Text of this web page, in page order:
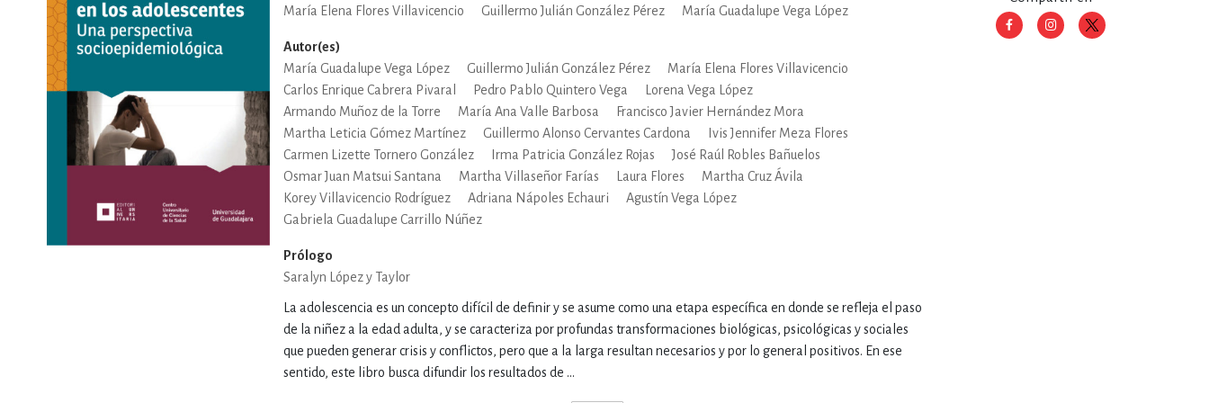
DEPORTES Y ACTIVIDADES DE OCIO AL AIRE LIBRE
ECONOMÍA, FINANZAS, EMPRESA Y GESTIÓN
ESTILOS DE VIDA, AFICIONES Y OCIO FICCIÓN Y TEMAS AFINES
FILOSOFÍA Y RELIGIÓN
INFANTILES, JUVENILES Y DIDÁCTICOS LENGUAJE Y LINGÜÍSTICA
María Elena Flores Villavicencio
Guillermo Julián González Pérez María Guadalupe Vega López
Autor(es)
María Guadalupe Vega López
Guillermo Julián González Pérez
María Elena Flores Villavicencio
Carlos Enrique Cabrera Pivaral
Pedro Pablo Quintero Vega
Lorena Vega López
Armando Muñoz de la Torre
María Ana Valle Barbosa
Francisco Javier Hernández Mora
Martha Leticia Gómez Martínez
Guillermo Alonso Cervantes Cardona
Ivis Jennifer Meza Flores
Carmen Lizette Tornero González
Irma Patricia González Rojas
José Raúl Robles Bañuelos
Osmar Juan Matsui Santana
Martha Villaseñor Farías Laura Flores
Martha Cruz Ávila
Korey Villavicencio Rodríguez
Adriana Nápoles Echauri
Agustín Vega López
Gabriela Guadalupe Carrillo Núñez
Prólogo
Saralyn López y Taylor
La adolescencia es un concepto difícil de definir y se asume como una etapa específica en donde se refleja el paso
de la niñez a la edad adulta, y se caracteriza por profundas transformaciones biológicas, psicológicas y sociales
que pueden generar crisis y conflictos, pero que a la larga resultan necesarios y por lo general positivos. En ese
sentido, este libro busca difundir los resultados de ...